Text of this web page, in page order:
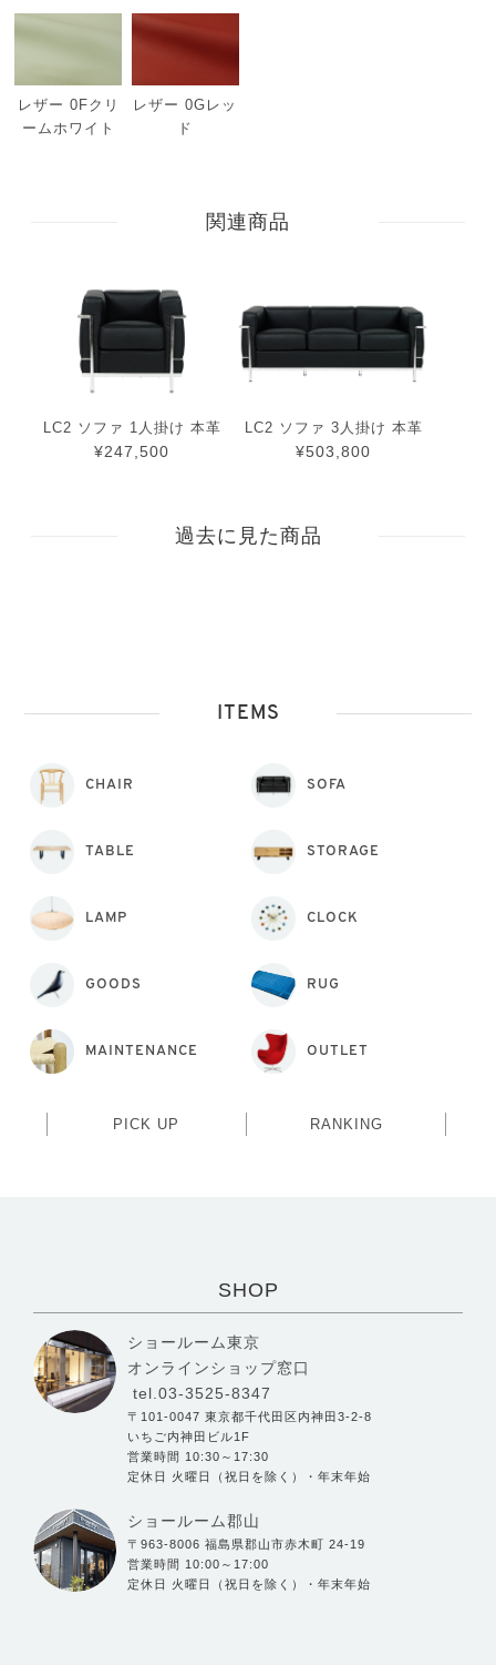
レザー 0Fクリ
ームホワイト
レザー 0Gレッ
ド
関連商品
LC2 ソファ 1人掛け 本革
¥247,500
LC2 ソファ 3人掛け 本革
¥503,800
過去に見た商品
ITEMS
CHAIR SOFA
TABLE STORAGE
LAMP CLOCK
GOODS RUG
MAINTENANCE OUTLET
PICK UP RANKING
SHOP
ショールーム東京
オンラインショップ窓口
tel.03-3525-8347
〒101-0047 東京都千代田区内神田3-2-8
いちご内神田ビル1F
営業時間 10:30～17:30
定休日 火曜日（祝日を除く）・年末年始
ショールーム郡山
〒963-8006 福島県郡山市赤木町 24-19
営業時間 10:00～17:00
定休日 火曜日（祝日を除く）・年末年始